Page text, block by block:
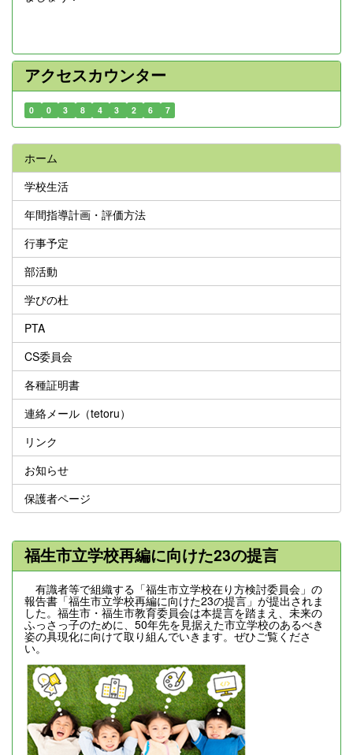
アクセスカウンター
0 0 3 8 4 3 2 6 7
ホーム
学校生活
年間指導計画・評価方法
行事予定
部活動
学びの杜
PTA
CS委員会
各種証明書
連絡メール（tetoru）
リンク
お知らせ
保護者ページ
福生市立学校再編に向けた23の提言
有識者等で組織する「福生市立学校在り方検討委員会」の
報告書「福生市立学校再編に向けた23の提言」が提出されま
した。福生市・福生市教育委員会は本提言を踏まえ、未来の
ふっさっ子のために、50年先を見据えた市立学校のあるべき
姿の具現化に向けて取り組んでいきます。ぜひご覧くださ
い。